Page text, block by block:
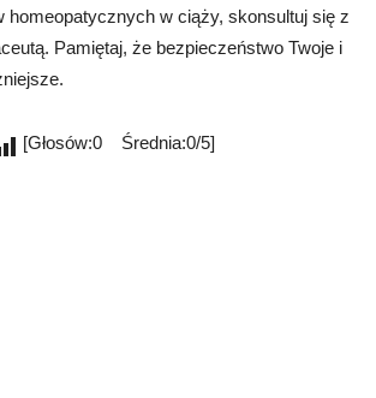
homeopatycznych w ciąży, skonsultuj się z
Pamiętaj, że bezpieczeństwo Twoje i
[Głosów:0 Średnia:0/5]